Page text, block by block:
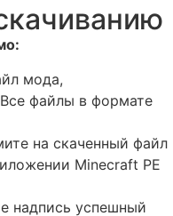
мода,
файлы в формате
на скаченный файл
Minecraft PE
надпись успешный